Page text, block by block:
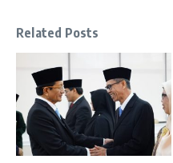
Related Posts